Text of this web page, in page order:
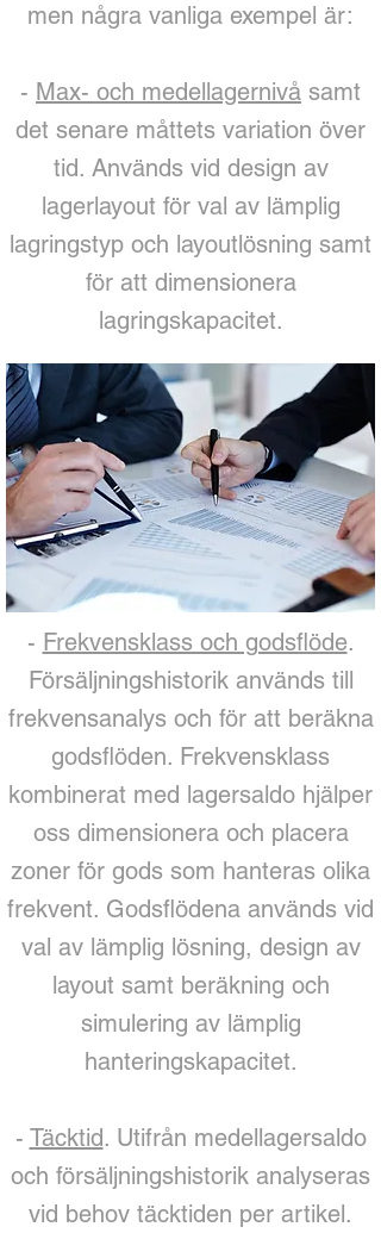
men några vanliga exempel är:
- Max- och medellagernivå samt
det senare måttets variation över
tid. Används vid design av
lagerlayout för val av lämplig
lagringstyp och layoutlösning samt
för att dimensionera
lagringskapacitet.
- Frekvensklass och godsflöde.
Försäljningshistorik används till
frekvensanalys och för att beräkna
godsflöden. Frekvensklass
kombinerat med lagersaldo hjälper
oss dimensionera och placera
zoner för gods som hanteras olika
frekvent. Godsflödena används vid
val av lämplig lösning, design av
layout samt beräkning och
simulering av lämplig
hanteringskapacitet.
- Täcktid. Utifrån medellagersaldo
och försäljningshistorik analyseras
vid behov täcktiden per artikel.